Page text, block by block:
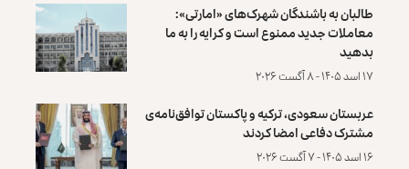
طالبان به باشندگان شهرک‌های «امارتی»:
معاملات جدید ممنوع است و کرایه را به ما
بدهید
۱۷ اسد ۱۴۰۵ - ۸ آگست ۲۰۲۶
عربستان سعودی، ترکیه و پاکستان توافق‌نامه‌ی
مشترک دفاعی امضا کردند
۱۶ اسد ۱۴۰۵ - ۷ آگست ۲۰۲۶